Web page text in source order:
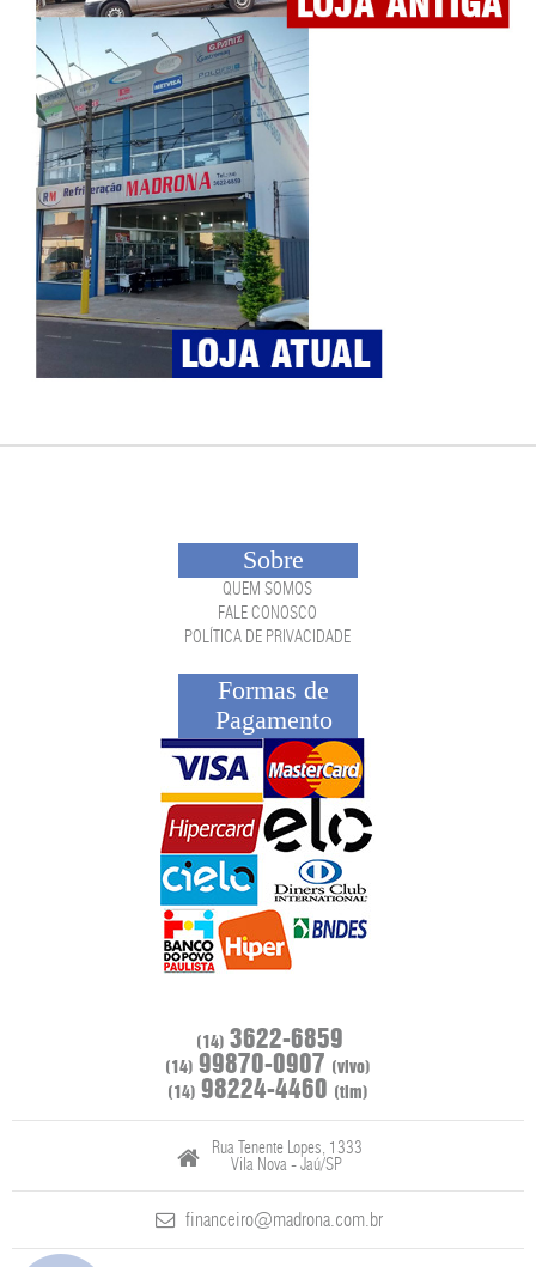
Sobre
QUEM SOMOS
FALE CONOSCO
POLÍTICA DE PRIVACIDADE
Formas de
Pagamento
(14)3622-6859
(14) 99870-0907 (vivo)
(14) 98224-4460 (tim)
Rua Tenente Lopes, 1333
Vila Nova - Jaú/SP
financeiro@madrona.com.br